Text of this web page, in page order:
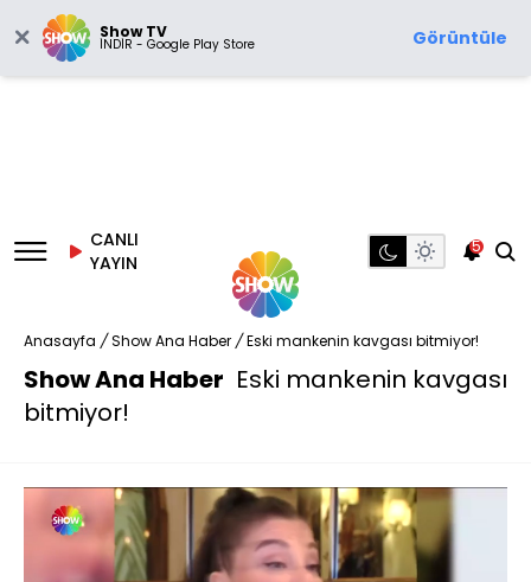
Show TV
İNDİR - Google Play Store Görüntüle
CANLI
YAYIN
5
Anasayfa / Show Ana Haber / Eski mankenin kavgası bitmiyor!
Show Ana Haber Eski mankenin kavgası
bitmiyor!